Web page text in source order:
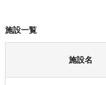
施設一覧
施設名